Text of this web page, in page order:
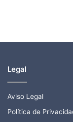
Legal
Aviso Legal
Política de